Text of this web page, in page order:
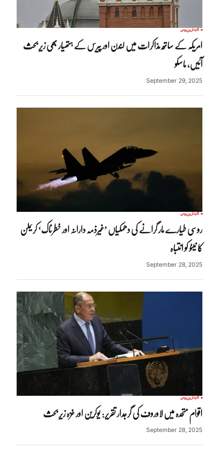
تازہ ترینروس
امریکہ کے ساتھ مذاکرات میں لندن اور پیرس کے ہتھیار بھی زیرِ بحث
آئیں، ماسکو
September 29, 2025
تازہ ترینروس
روسی طیارے مار گرانے کی دھمکیاں ’غیرذمہ دارانہ اور خطرناک‘ کریملن
کا نیٹو کو انتباہ
September 28, 2025
تازہ ترینروس
اقوام متحدہ میں لاوروف کی گرجدار تقریر: یوکرین اور غزہ زیرِ بحث
September 28, 2025